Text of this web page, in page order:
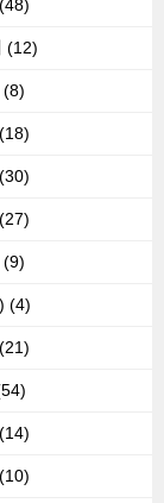
(12)
(8)
(9)
(4)